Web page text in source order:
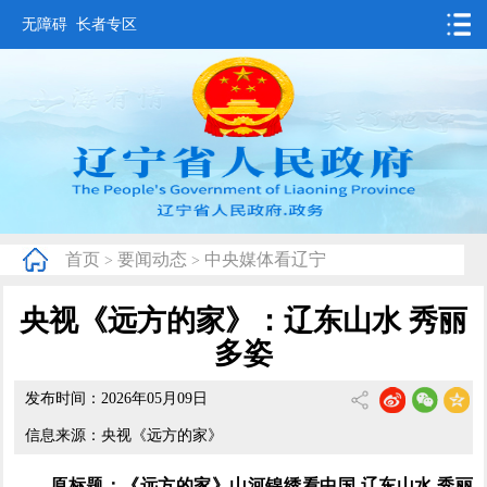
无障碍 长者专区
要闻动态
政务公开
互动交流
数据发布
首页 > 要闻动态 > 中央媒体看辽宁
央视《远方的家》：辽东山水 秀丽
多姿
发布时间：2026年05月09日
信息来源：央视《远方的家》